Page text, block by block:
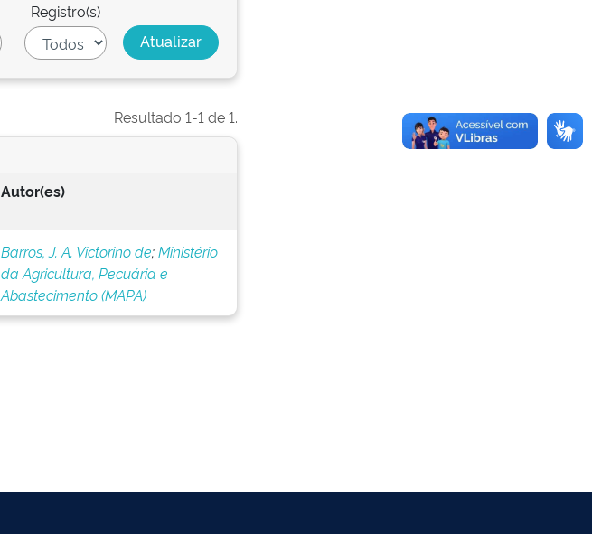
Registro(s)
Resultado 1-1 de 1.
Autor(es)
Barros, J. A. Victorino de;Ministério
da Agricultura, Pecuária e
Abastecimento (MAPA)